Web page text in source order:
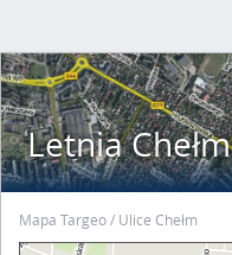
Letnia Chełm
Mapa Targeo Ulice Chełm